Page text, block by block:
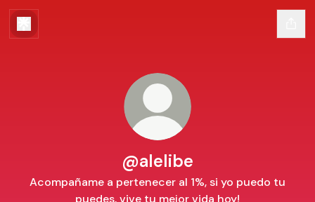
@alelibe
Acompañame a pertenecer al 1%, si yo puedo tu
puedes, vive tu mejor vida hoy!